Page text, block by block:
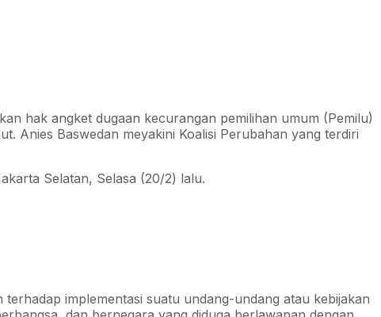
hak angket dugaan kecurangan pemilihan umum (Pemilu)
Anies Baswedan meyakini Koalisi Perubahan yang terdiri
Selatan, Selasa (20/2) lalu.
implementasi suatu undang-undang atau kebijakan